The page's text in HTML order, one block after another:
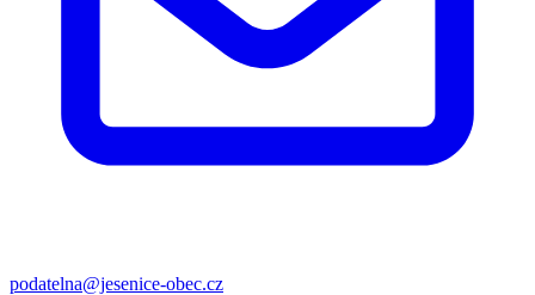
podatelna@jesenice-obec.cz